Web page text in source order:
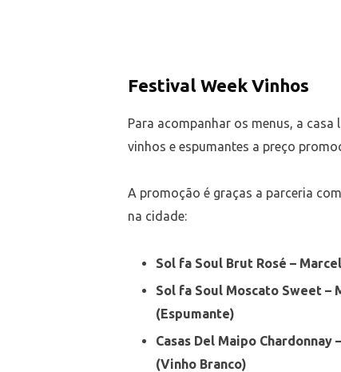
Festival Week Vinhos
Para acompanhar os menus, a casa
vinhos e espumantes a preço
A promoção é graças a parceria
na cidade:
Sol fa Soul Brut Rosé –
Sol fa Soul Moscato Sweet –
(Espumante)
Casas Del Maipo
(Vinho Branco)